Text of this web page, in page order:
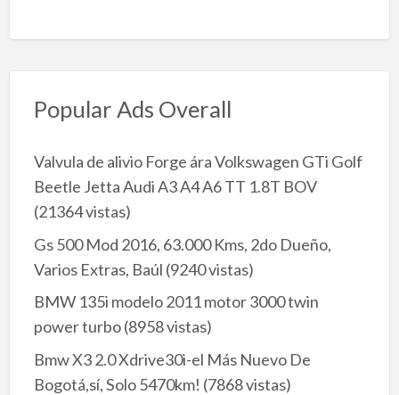
Popular Ads Overall
Valvula de alivio Forge ára Volkswagen GTi Golf
Beetle Jetta Audi A3 A4 A6 TT 1.8T BOV
(21364 vistas)
Gs 500 Mod 2016, 63.000 Kms, 2do Dueño,
Varios Extras, Baúl (9240 vistas)
BMW 135i modelo 2011 motor 3000 twin
power turbo(8958 vistas)
Bmw X3 2.0 Xdrive30i-el Más Nuevo De
Bogotá,sí, Solo 5470km! (7868 vistas)